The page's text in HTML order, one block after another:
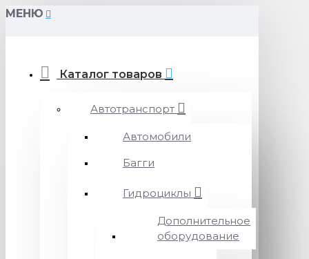
МЕНЮ
Каталог товаров
Автотранспорт
Автомобили
Багги
Гидроциклы
Дополнительное
оборудование